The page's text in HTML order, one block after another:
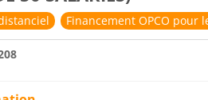
Financement OPCO pour